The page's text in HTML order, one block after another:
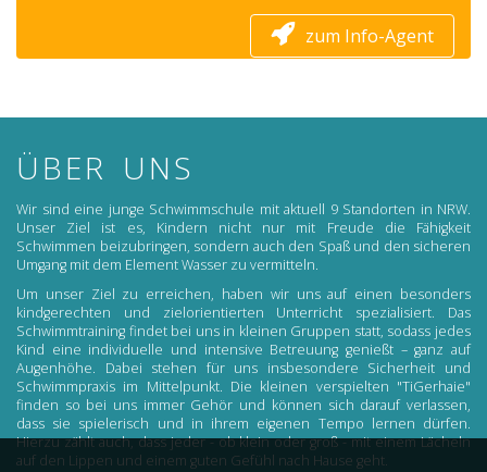
zum Info-Agent
ÜBER UNS
Wir sind eine junge Schwimmschule mit aktuell 9 Standorten in NRW.
Unser Ziel ist es, Kindern nicht nur mit Freude die Fähigkeit
Schwimmen beizubringen, sondern auch den Spaß und den sicheren
Umgang mit dem Element Wasser zu vermitteln.
Um unser Ziel zu erreichen, haben wir uns auf einen besonders
kindgerechten und zielorientierten Unterricht spezialisiert. Das
Schwimmtraining findet bei uns in kleinen Gruppen statt, sodass jedes
Kind eine individuelle und intensive Betreuung genießt – ganz auf
Augenhöhe. Dabei stehen für uns insbesondere Sicherheit und
Schwimmpraxis im Mittelpunkt. Die kleinen verspielten "TiGerhaie"
finden so bei uns immer Gehör und können sich darauf verlassen,
dass sie spielerisch und in ihrem eigenen Tempo lernen dürfen.
Hierzu zählt auch, dass jeder - ob klein oder groß - mit einem Lächeln
auf den Lippen und einem guten Gefühl nach Hause geht.